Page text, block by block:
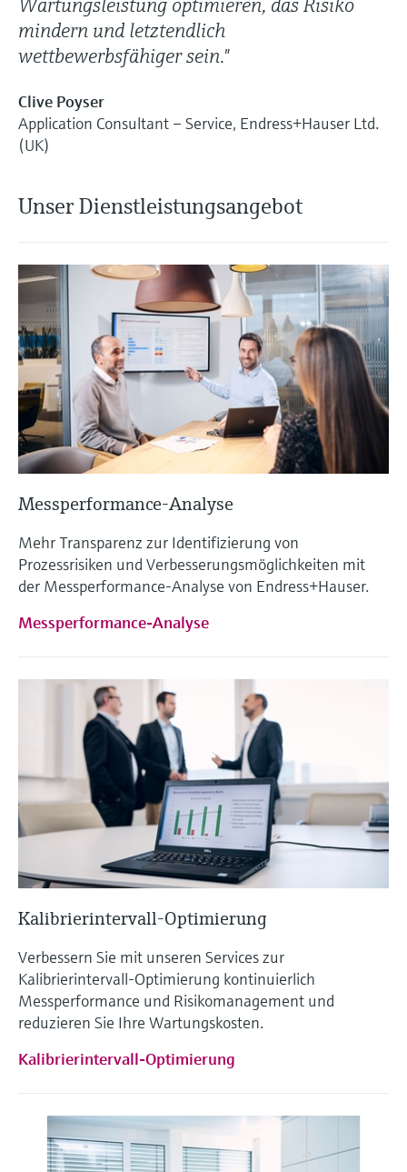
Wartungsleistung optimieren, das Risiko
mindern und letztendlich
wettbewerbsfähiger sein."
Clive Poyser
Application Consultant – Service, Endress+Hauser Ltd.
(UK)
Unser Dienstleistungsangebot
Messperformance-Analyse
Mehr Transparenz zur Identifizierung von
Prozessrisiken und Verbesserungsmöglichkeiten mit
der Messperformance-Analyse von Endress+Hauser.
Messperformance-Analyse
Kalibrierintervall-Optimierung
Verbessern Sie mit unseren Services zur
Kalibrierintervall-Optimierung kontinuierlich
Messperformance und Risikomanagement und
reduzieren Sie Ihre Wartungskosten.
Kalibrierintervall-Optimierung